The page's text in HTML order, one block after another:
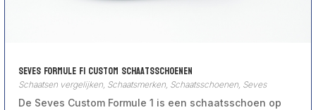
Seves Formule F1 Custom Schaatsschoenen
Schaatsen vergelijken, Schaatsmerken, Schaatsschoenen, Seves
De Seves Custom Formule 1 is een schaatsschoen op